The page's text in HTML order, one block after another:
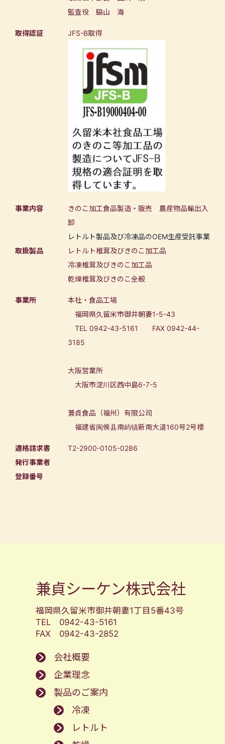
監査役 脇山 海
取得認証 JFS-B取得
事業内容
きのこ加工食品製造・販売 農産物品輸出入
卸
レトルト製品及び冷凍品のOEM生産受託事業
取扱製品
レトルト椎茸及びきのこ加工品
冷凍椎茸及びきのこ加工品
乾燥椎茸及びきのこ全般
事業所
本社・食品工場
福岡県久留米市御井朝妻1-5-43
TEL 0942-43-5161 FAX 0942-44-
3185
大阪営業所
大阪市淀川区西中島6-7-5
兼貞食品（福州）有限公司
福建省闽侯县南屿镇新南大道160号2号楼
適格請求書
発行事業者
登録番号
T2-2900-0105-0286
兼貞シーケン株式会社
福岡県久留米市御井朝妻1丁目5番43号
TEL 0942-43-5161
FAX 0942-43-2852
会社概要
企業理念
製品のご案内
冷凍
レトルト